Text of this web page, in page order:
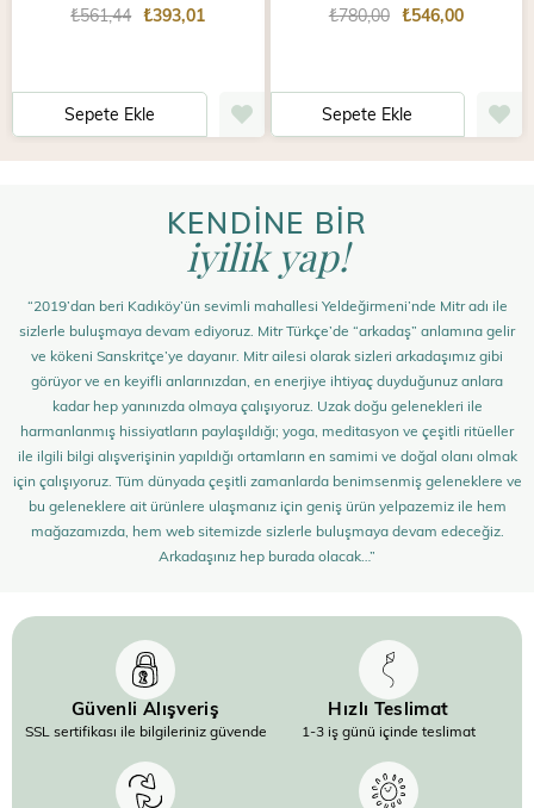
₺393,01
₺561,44
Sepete Ekle
₺546,00
₺780,00
Sepete Ekle
KENDİNE BİR
iyilik yap!
“2019’dan beri Kadıköy’ün sevimli mahallesi Yeldeğirmeni’nde Mitr adı ile
sizlerle buluşmaya devam ediyoruz. Mitr Türkçe’de “arkadaş” anlamına gelir
ve kökeni Sanskritçe’ye dayanır. Mitr ailesi olarak sizleri arkadaşımız gibi
görüyor ve en keyifli anlarınızdan, en enerjiye ihtiyaç duyduğunuz anlara
kadar hep yanınızda olmaya çalışıyoruz. Uzak doğu gelenekleri ile
harmanlanmış hissiyatların paylaşıldığı; yoga, meditasyon ve çeşitli ritüeller
ile ilgili bilgi alışverişinin yapıldığı ortamların en samimi ve doğal olanı olmak
için çalışıyoruz. Tüm dünyada çeşitli zamanlarda benimsenmiş geleneklere ve
bu geleneklere ait ürünlere ulaşmanız için geniş ürün yelpazemiz ile hem
mağazamızda, hem web sitemizde sizlerle buluşmaya devam edeceğiz.
Arkadaşınız hep burada olacak…”
Güvenli Alışveriş
SSL sertifikası ile bilgileriniz güvende
Hızlı Teslimat
1-3 iş günü içinde teslimat